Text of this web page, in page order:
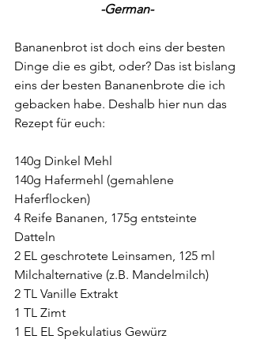
-German-
Bananenbrot ist doch eins der besten
Dinge die es gibt, oder? Das ist bislang
eins der besten Bananenbrote die ich
gebacken habe. Deshalb hier nun das
Rezept für euch:
140g Dinkel Mehl
140g Hafermehl (gemahlene
Haferflocken)
4 Reife Bananen, 175g entsteinte
Datteln
2 EL geschrotete Leinsamen, 125 ml
Milchalternative (z.B. Mandelmilch)
2 TL Vanille Extrakt
1 TL Zimt
1 EL EL Spekulatius Gewürz